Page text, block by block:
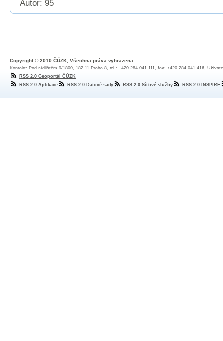
Autor: 95
Copyright © 2010 ČÚZK, Všechna práva vyhrazena
Kontakt: Pod sídlištěm 9/1800, 182 11 Praha 8, tel.: +420 284 041 111, fax: +420 284 041 416,
RSS 2.0 Geoportál ČÚZK
RSS 2.0 Aplikace
RSS 2.0 Datové sady RSS 2.0 Síťové služby RSS 2.0 INSPIRE